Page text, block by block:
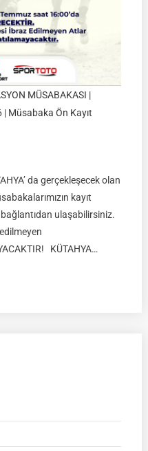
MÜSABAKASI |
| Müsabaka Ön Kayıt
da gerçekleşecek olan
kayıt
bağlantıdan ulaşabilirsiniz.
KÜTAHYA…